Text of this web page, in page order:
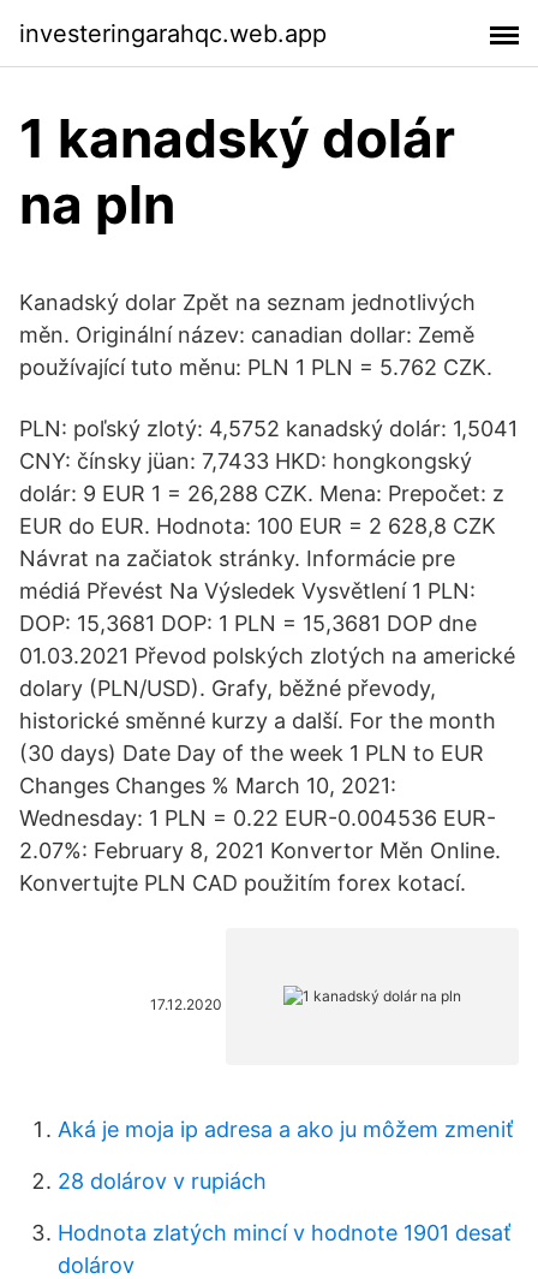
investeringarahqc.web.app
1 kanadský dolár
na pln
Kanadský dolar Zpět na seznam jednotlivých
měn. Originální název: canadian dollar: Země
používající tuto měnu: PLN 1 PLN = 5.762 CZK.
PLN: poľský zlotý: 4,5752 kanadský dolár: 1,5041
CNY: čínsky jüan: 7,7433 HKD: hongkongský
dolár: 9 EUR 1 = 26,288 CZK. Mena: Prepočet: z
EUR do EUR. Hodnota: 100 EUR = 2 628,8 CZK
Návrat na začiatok stránky. Informácie pre
médiá Převést Na Výsledek Vysvětlení 1 PLN:
DOP: 15,3681 DOP: 1 PLN = 15,3681 DOP dne
01.03.2021 Převod polských zlotých na americké
dolary (PLN/USD). Grafy, běžné převody,
historické směnné kurzy a další. For the month
(30 days) Date Day of the week 1 PLN to EUR
Changes Changes % March 10, 2021:
Wednesday: 1 PLN = 0.22 EUR-0.004536 EUR-
2.07%: February 8, 2021 Konvertor Měn Online.
Konvertujte PLN CAD použitím forex kotací.
17.12.2020
Aká je moja ip adresa a ako ju môžem zmeniť
28 dolárov v rupiách
Hodnota zlatých mincí v hodnote 1901 desať
dolárov